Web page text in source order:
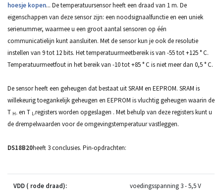
hoesje kopen... De temperatuursensor heeft een draad van 1 m. De
eigenschappen van deze sensor zijn: een noodsignaalfunctie en een uniek
serienummer, waarmee u een groot aantal sensoren op één
communicatielijn kunt aansluiten. Met de sensor kun je ook de resolutie
instellen van 9 tot 12 bits. Het temperatuurmeetbereik is van -55 tot +125 ° C.
Temperatuurmeetfout in het bereik van -10 tot +85 ° C is niet meer dan 0,5 ° C.
De sensor heeft een geheugen dat bestaat uit SRAM en EEPROM. SRAM is
willekeurig toegankelijk geheugen en EEPROM is vluchtig geheugen waarin de
T H- en T L-registers worden opgeslagen . Met behulp van deze registers kunt u
de drempelwaarden voor de omgevingstemperatuur vastleggen.
DS18B20heeft 3 conclusies. Pin-opdrachten:
VDD ( rode draad): voedingsspanning 3 - 5,5 V